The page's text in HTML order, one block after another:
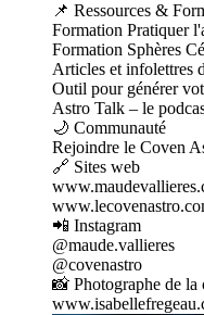
📌 Ressources &
⁠Formation Pratiquer
⁠Formation Sphères
⁠Articles et infolettres
⁠Outil pour générer
⁠Astro Talk – le
🌙 Communauté
⁠⁠Rejoindre le Coven
🔗 Sites web
📲 Instagram⁠⁠⁠
⁠@maude.vallieres⁠⁠⁠⁠⁠
⁠@covenastro⁠⁠
📸 Photographe de la